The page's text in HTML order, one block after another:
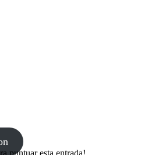
puntuar esta entrada!